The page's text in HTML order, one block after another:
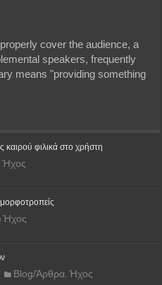
cover the audience, a
speakers, frequently
means "providing something
καιρού φιλικά στο χρήστη
Ήχος
Ήχος
Blog/Άρθρα Ήχος